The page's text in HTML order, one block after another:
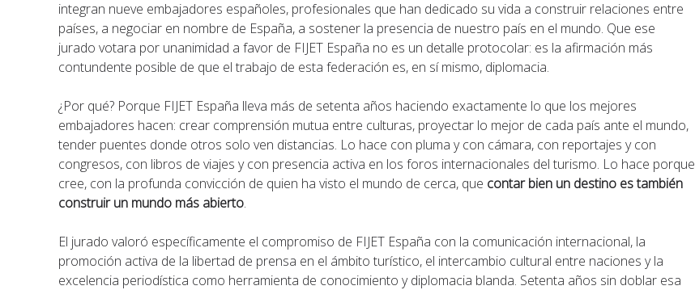
integran nueve embajadores españoles, profesionales que han dedicado su vida a construir relaciones entre
países, a negociar en nombre de España, a sostener la presencia de nuestro país en el mundo. Que ese
jurado votara por unanimidad a favor de FIJET España no es un detalle protocolar: es la afirmación más
contundente posible de que el trabajo de esta federación es, en sí mismo, diplomacia.
¿Por qué? Porque FIJET España lleva más de setenta años haciendo exactamente lo que los mejores
embajadores hacen: crear comprensión mutua entre culturas, proyectar lo mejor de cada país ante el mundo,
tender puentes donde otros solo ven distancias. Lo hace con pluma y con cámara, con reportajes y con
congresos, con libros de viajes y con presencia activa en los foros internacionales del turismo. Lo hace porque
cree, con la profunda convicción de quien ha visto el mundo de cerca, que contar bien un destino es también
construir un mundo más abierto.
El jurado valoró específicamente el compromiso de FIJET España con la comunicación internacional, la
promoción activa de la libertad de prensa en el ámbito turístico, el intercambio cultural entre naciones y la
excelencia periodística como herramienta de conocimiento y diplomacia blanda. Setenta años sin doblar esa